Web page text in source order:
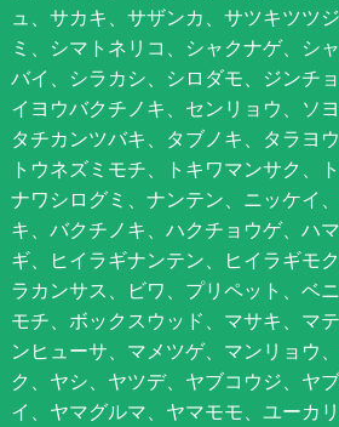
ュ、サカキ、サザンカ、サツキツツ
ミ、シマトネリコ、シャクナゲ、シ
バイ、シラカシ、シロダモ、ジンチ
イヨウバクチノキ、センリョウ、ソ
タチカンツバキ、タブノキ、タラヨ
トウネズミモチ、トキワマンサク、
ナワシログミ、ナンテン、ニッケイ
キ、バクチノキ、ハクチョウゲ、ハ
ギ、ヒイラギナンテン、ヒイラギモ
ラカンサス、ビワ、プリペット、ベ
モチ、ボックスウッド、マサキ、マ
ンヒューサ、マメツゲ、マンリョウ
ク、ヤシ、ヤツデ、ヤブコウジ、ヤ
イ、ヤマグルマ、ヤマモモ、ユーカ